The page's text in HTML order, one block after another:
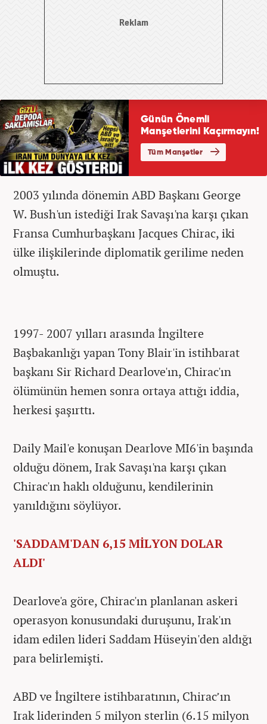
2003 yılında dönemin ABD Başkanı George
W. Bush'un istediği Irak Savaşı'na karşı çıkan
Fransa Cumhurbaşkanı Jacques Chirac, iki
ülke ilişkilerinde diplomatik gerilime neden
olmuştu.
1997- 2007 yılları arasında İngiltere
Başbakanlığı yapan Tony Blair'in istihbarat
başkanı Sir Richard Dearlove'ın, Chirac'ın
ölümünün hemen sonra ortaya attığı iddia,
herkesi şaşırttı.
Daily Mail'e konuşan Dearlove MI6'in başında
olduğu dönem, Irak Savaşı'na karşı çıkan
Chirac'ın haklı olduğunu, kendilerinin
yanıldığını söylüyor.
'SADDAM'DAN 6,15 MİLYON DOLAR
ALDI'
Dearlove'a göre, Chirac'ın planlanan askeri
operasyon konusundaki duruşunu, Irak'ın
idam edilen lideri Saddam Hüseyin'den aldığı
para belirlemişti.
ABD ve İngiltere istihbaratının, Chirac’ın
Irak liderinden 5 milyon sterlin (6.15 milyon